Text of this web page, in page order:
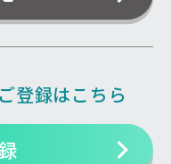
登録はこちら